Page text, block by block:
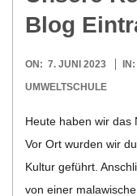
Blog
2023-
06-
ON: 7. JUNI 2023 IN:
UMWELTSCHULE
Heute haben wir das
Vor Ort wur­den wir
Kul­tur geführt.
von einer